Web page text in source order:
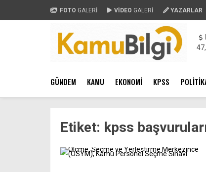
FOTO GALERİ VİDEO GALERİ YAZARLAR
GÜNDEM KAMU EKONOMİ KPSS
Etiket: kpss